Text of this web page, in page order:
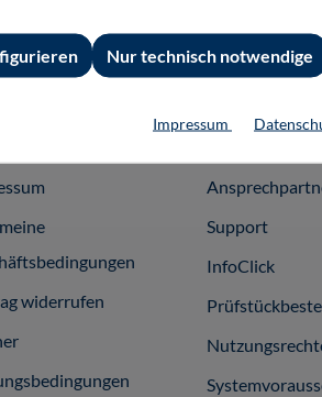
1 2 3
widerrufen
Support
InfoClick
Nur technisch notwendige
Impressum